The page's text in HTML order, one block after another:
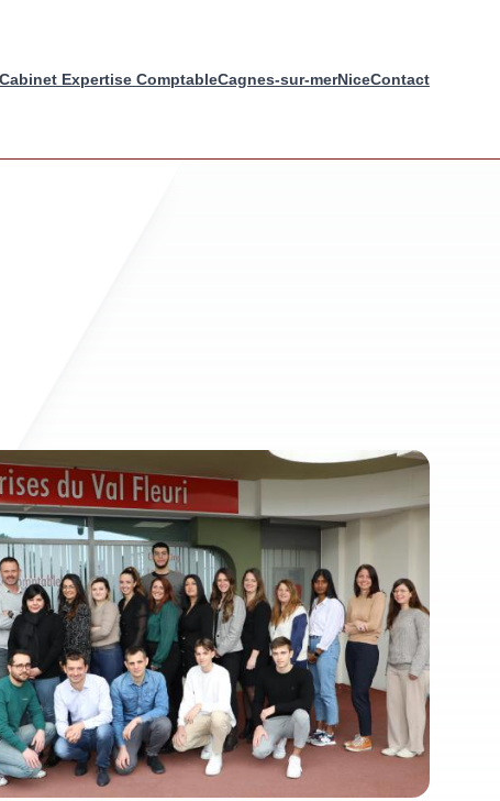
Cabinet Expertise ComptableCagnes-sur-merNiceContact